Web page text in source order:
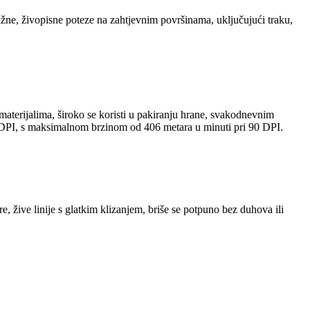
živopisne poteze na zahtjevnim površinama, uključujući traku,
široko se koristi u pakiranju hrane, svakodnevnim
s maksimalnom brzinom od 406 metara u minuti pri 90 DPI.
žive linije s glatkim klizanjem, briše se potpuno bez duhova ili